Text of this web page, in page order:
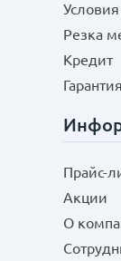
Резка
Кредит
Прайс-
Акции
О